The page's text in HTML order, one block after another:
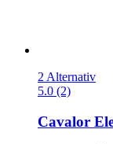
2 Alternativ
5.0 (2)
Cavalor